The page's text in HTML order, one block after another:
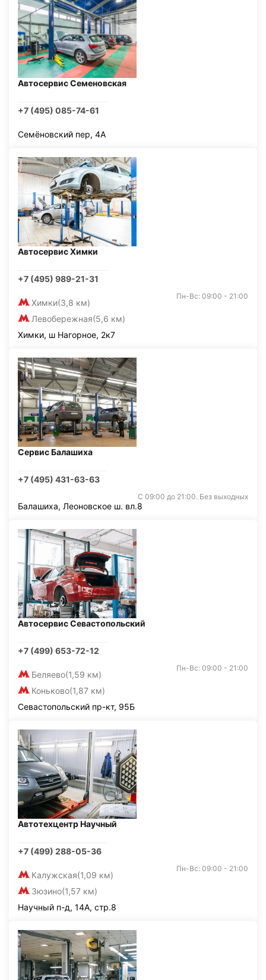
Автосервис Семеновская
+7 (495) 085-74-61
Семёновский пер, 4А
Автосервис Химки
+7 (495) 989-21-31
Химки(3,8 км)
Левобережная(5,6 км)
Пн-Вс: 09:00 - 21:00
Химки, ш Нагорное, 2к7
Сервис Балашиха
+7 (495) 431-63-63
С 09:00 до 21:00. Без выходных
Балашиха, Леоновское ш. вл.8
Автосервис Севастопольский
+7 (499) 653-72-12
Беляево(1,59 км)
Коньково(1,87 км)
Пн-Вс: 09:00 - 21:00
Севастопольский пр-кт, 95Б
Автотехцентр Научный
+7 (499) 288-05-36
Калужская(1,09 км)
Зюзино(1,57 км)
Пн-Вс: 09:00 - 21:00
Научный п-д, 14А, стр.8